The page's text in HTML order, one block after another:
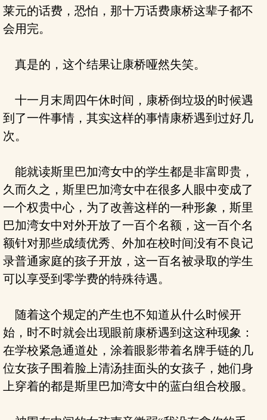
莱元的话费，恐怕，那十万话费康桥这辈子都不
会用完。
真是的，这个结果让康桥哑然失笑。
十一月末周四午休时间，康桥倒垃圾的时候遇
到了一件事情，其实这样的事情康桥遇到过好几
次。
能就读斯里巴加湾女中的学生都是非富即贵，
久而久之，斯里巴加湾女中在很多人眼中变成了
一个权贵中心，为了改善这样的一种形象，斯里
巴加湾女中对外开放了一百个名额，这一百个名
额针对那些成绩优秀、外加在校时间没有不良记
录普通家庭的孩子开放，这一百名被录取的学生
可以享受到零学费的特殊待遇。
随着这个规定的产生也不知道从什么时候开
始，时不时就会出现眼前康桥遇到这这种现象：
在学校紧急通道处，涂着眼影带着名牌手链的几
位女孩子围着脸上清汤挂面头的女孩子，她们身
上穿着的都是斯里巴加湾女中的蓝白组合校服。